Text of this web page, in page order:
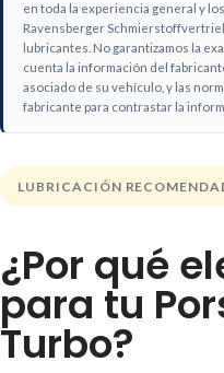
en toda la experiencia general y
Ravensberger
lubricantes. No garantizamos la
cuenta la información del
asociado de su vehículo, y las
fabricante para contrastar la
LUBRICACIÓN
¿Por qué
para tu
Turbo?